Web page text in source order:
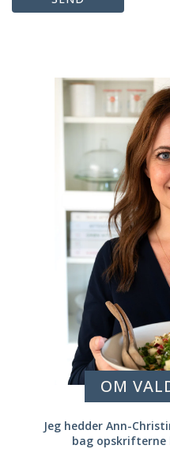
OM
Jeg hedder Ann-
bag opskrifterne